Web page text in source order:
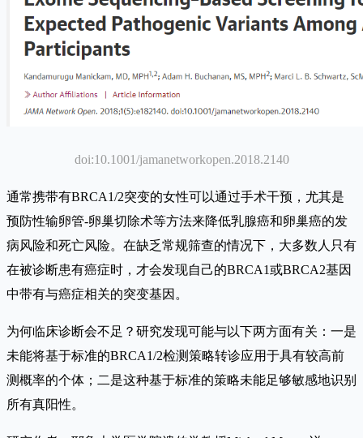
doi:10.1001/jamanetworkopen.2018.2140
通常携带有BRCA1/2突变的女性可以通过手术干预，尤其是
预防性输卵管-卵巢切除术等方法来降低乳腺癌和卵巢癌的发
病风险和死亡风险。在缺乏常规筛查的情况下，大多数人只有
在被诊断患有癌症时，才会发现自己的BRCA1或BRCA2基因
中带有与癌症相关的突变基因。
为何临床诊断会不足？研究发现可能与以下两方面有关：一是
未能将基于标准的BRCA1/2检测策略转诊应用于具有较高前
测概率的个体；二是这种基于标准的策略未能足够敏感地识别
所有真阳性。